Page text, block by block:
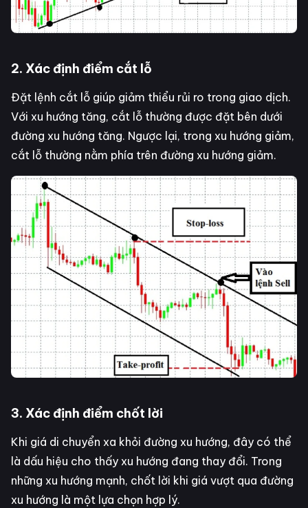
2. Xác định điểm cắt lỗ
Đặt lệnh cắt lỗ giúp giảm thiểu rủi ro trong giao dịch.
Với xu hướng tăng, cắt lỗ thường được đặt bên dưới
đường xu hướng tăng. Ngược lại, trong xu hướng giảm,
cắt lỗ thường nằm phía trên đường xu hướng giảm.
3. Xác định điểm chốt lời
Khi giá di chuyển xa khỏi đường xu hướng, đây có thể
là dấu hiệu cho thấy xu hướng đang thay đổi. Trong
những xu hướng mạnh, chốt lời khi giá vượt qua đường
xu hướng là một lựa chọn hợp lý.